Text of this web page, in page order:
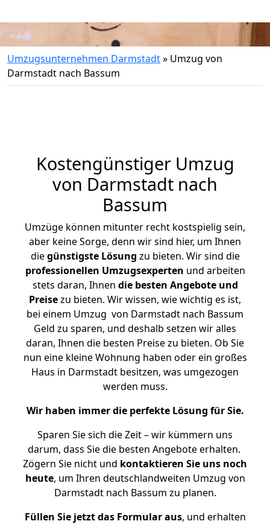
Umzugsunternehmen Darmstadt» Umzug von
Darmstadt nach Bassum
Kostengünstiger Umzug
von Darmstadt nach
Bassum
Umzüge können mitunter recht kostspielig sein,
aber keine Sorge, denn wir sind hier, um Ihnen
diegünstigste Lösung zu bieten. Wir sind die
professionellen Umzugsexperten und arbeiten
stets daran, Ihnen die besten Angebote und
Preisezu bieten. Wir wissen, wie wichtig es ist,
bei einem Umzug von Darmstadt nach Bassum
Geld zu sparen, und deshalb setzen wir alles
daran, Ihnen die besten Preise zu bieten. Ob Sie
nun eine kleine Wohnung haben oder ein großes
Haus in Darmstadt besitzen, was umgezogen
werden muss.
Wir haben immer die perfekte Lösung für Sie.
Sparen Sie sich die Zeit – wir kümmern uns
darum, dass Sie die besten Angebote erhalten.
Zögern Sie nicht und kontaktieren Sie uns noch
heute, um Ihren deutschlandweiten Umzug von
Darmstadt nach Bassum zu planen.
Füllen Sie jetzt das Formular aus, und erhalten